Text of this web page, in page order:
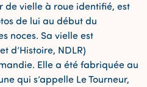
de vielle à roue identifié, est
de lui au début du
noces. Sa vielle est
d’Histoire, NDLR)
Elle a été fabriquée au
qui s’appelle Le Tourneur,